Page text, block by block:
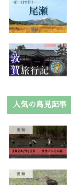
人気の鳥見記事